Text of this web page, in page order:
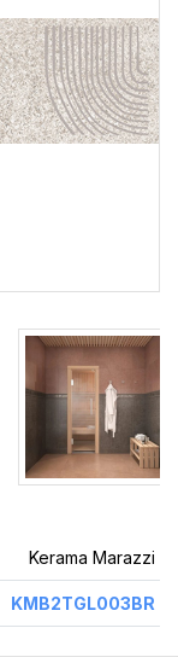
Kerama Marazzi
KMB2TGL003BR